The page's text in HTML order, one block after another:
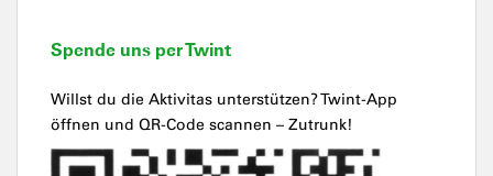
Spende uns per Twint
Willst du die Aktivitas unterstützen? Twint-App
öffnen und QR-Code scannen – Zutrunk!